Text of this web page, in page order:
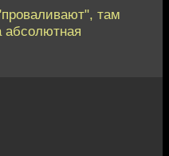
там
абсолютная